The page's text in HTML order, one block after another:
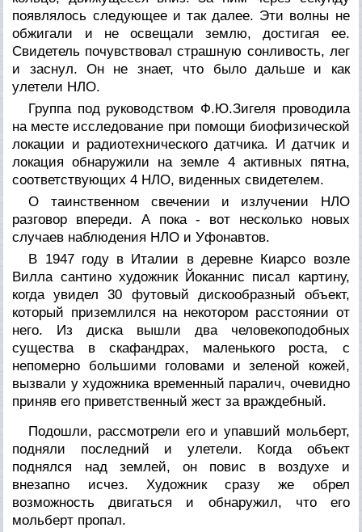
появлялось следующее и так далее. Эти волны не
обжигали и не освещали землю, достигая ее.
Свидетель почувствовал страшную сонливость, лег
и заснул. Он не знает, что было дальше и как
улетели НЛО.
Группа под руководством Ф.Ю.Зигеля проводила
на месте исследование при помощи биофизической
локации и радиотехнического датчика. И датчик и
локация обнаружили на земле 4 активных пятна,
соответствующих 4 НЛО, виденных свидетелем.
О таинственном свечении и излучении НЛО
разговор впереди. А пока - вот несколько новых
случаев наблюдения НЛО и Уфонавтов.
В 1947 году в Италии в деревне Киарсо возле
Вилла сантино художник Йоканнис писал картину,
когда увидел 30 футовый дискообразный объект,
который приземлился на некотором расстоянии от
него. Из диска вышли два человекоподобных
существа в скафандрах, маленького роста, с
непомерно большими головами и зеленой кожей,
вызвали у художника временный паралич, очевидно
приняв его приветственный жест за враждебный.
Подошли, рассмотрели его и упавший мольберт,
подняли последний и улетели. Когда объект
поднялся над землей, он повис в воздухе и
внезапно исчез. Художник сразу же обрел
возможность двигаться и обнаружил, что его
мольберт пропал.